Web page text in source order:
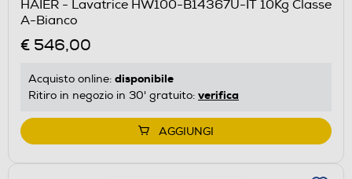
HAIER - Lavatrice HW100-B14367U-IT 10Kg Classe
A-Bianco
€ 546,00
Acquisto online: disponibile
Ritiro in negozio in 30' gratuito: verifica
AGGIUNGI